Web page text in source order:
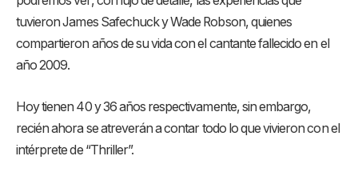
tuvieron James Safechuck y Wade Robson, quienes
compartieron años de su vida con el cantante fallecido en el
año 2009.
Hoy tienen 40 y 36 años respectivamente, sin embargo,
recién ahora se atreverán a contar todo lo que vivieron con el
intérprete de “Thriller”.